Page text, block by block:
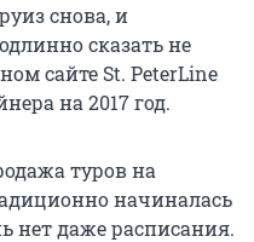
снова, и
сказать не
сайте St. PeterLine
на 2017 год.
туров на
начиналась
нет даже расписания.